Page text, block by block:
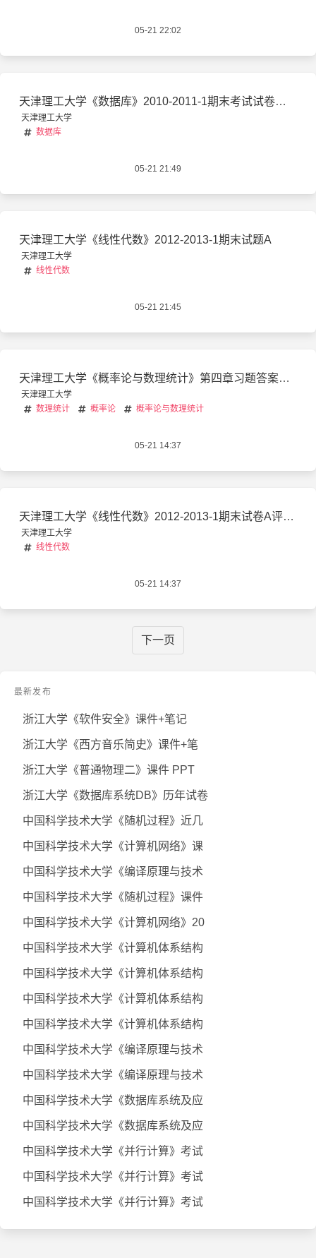
05-21 22:02
天津理工大学《数据库》2010-2011-1期末考试试卷及答案
天津理工大学
数据库
05-21 21:49
天津理工大学《线性代数》2012-2013-1期末试题A
天津理工大学
线性代数
05-21 21:45
天津理工大学《概率论与数理统计》第四章习题答案详解
天津理工大学
数理统计
概率论 概率论与数理统计
05-21 14:37
天津理工大学《线性代数》2012-2013-1期末试卷A评分标准
天津理工大学
线性代数
05-21 14:37
下一页
最新发布
浙江大学《软件安全》课件+笔记
浙江大学《西方音乐简史》课件+笔
浙江大学《普通物理二》课件 PPT
浙江大学《数据库系统DB》历年试卷
中国科学技术大学《随机过程》近几
中国科学技术大学《计算机网络》课
中国科学技术大学《编译原理与技术
中国科学技术大学《随机过程》课件
中国科学技术大学《计算机网络》20
中国科学技术大学《计算机体系结构
中国科学技术大学《计算机体系结构
中国科学技术大学《计算机体系结构
中国科学技术大学《计算机体系结构
中国科学技术大学《编译原理与技术
中国科学技术大学《编译原理与技术
中国科学技术大学《数据库系统及应
中国科学技术大学《数据库系统及应
中国科学技术大学《并行计算》考试
中国科学技术大学《并行计算》考试
中国科学技术大学《并行计算》考试